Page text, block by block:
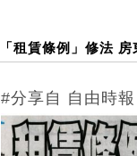
「租賃條例」修法
#分享自 自由時報